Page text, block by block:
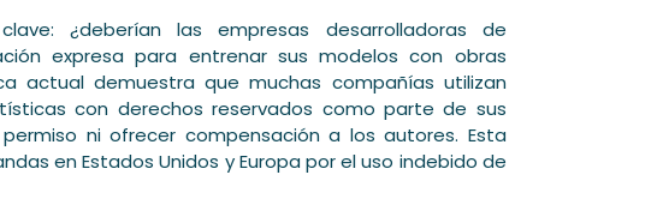
¿deberían las empresas desarrolladoras de
expresa para entrenar sus modelos con obras
actual demuestra que muchas compañías utilizan
con derechos reservados como parte de sus
ni ofrecer compensación a los autores. Esta
en Estados Unidos y Europa por el uso indebido de